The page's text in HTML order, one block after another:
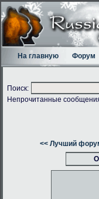
На главную Форум
Поиск:
Непрочитанные
<< Лучший